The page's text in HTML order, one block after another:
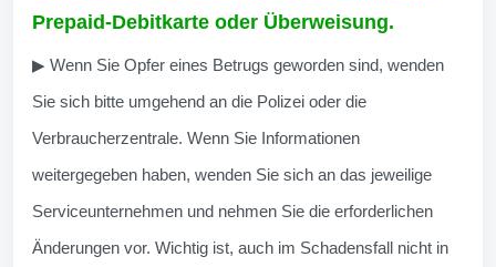
Prepaid-Debitkarte oder Überweisung.
▶ Wenn Sie Opfer eines Betrugs geworden sind, wenden
Sie sich bitte umgehend an die Polizei oder die
Verbraucherzentrale. Wenn Sie Informationen
weitergegeben haben, wenden Sie sich an das jeweilige
Serviceunternehmen und nehmen Sie die erforderlichen
Änderungen vor. Wichtig ist, auch im Schadensfall nicht in